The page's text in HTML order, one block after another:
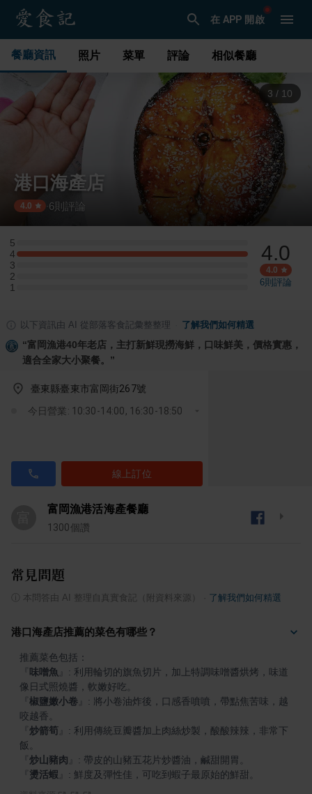
在 APP 開啟
餐廳資訊 照片 菜單 評論 相似餐廳
3 / 10
港口海產店
4.0 6則評論
5
5 星：0 則評論
4
4 星：2 則評論
3
3 星：0 則評論
2
2 星：0 則評論
1
1 星：0 則評論
4.0
4.0
6則評論
以下資訊由 AI 從部落客食記彙整整理 了解我們如何精選
“富岡漁港40年老店，主打新鮮現撈海鮮，口味鮮美，價格實惠，
適合全家大小聚餐。 ”
臺東縣臺東市富岡街267號
今日營業: 10:30-14:00, 16:30-18:50
線上訂位
富岡漁港活海產餐廳
1300個讚
常見問題
本問答由 AI 整理自真實食記（附資料來源） 了解我們如何精選
港口海產店推薦的菜色有哪些？
味噌魚
: 利用輪切的旗魚切片，加上特調味噌醬烘烤，味道
椒鹽嫩小卷
: 將小卷油炸後，口感香噴噴，帶點焦苦味，越
炒箭筍
: 利用傳統豆瓣醬加上肉絲炒製，酸酸辣辣，非常下
炒山豬肉
燙活蝦 : 鮮度及彈性佳，可吃到蝦子最原始的鮮甜。